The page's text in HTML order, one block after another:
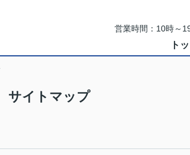
営業時間：10時～
ト
サイトマップ